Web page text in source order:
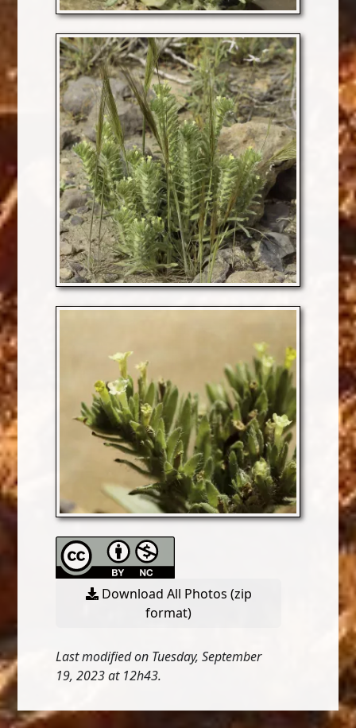
Download All Photos (zip
format)
Last modified on Tuesday, September
19, 2023 at 12h43.